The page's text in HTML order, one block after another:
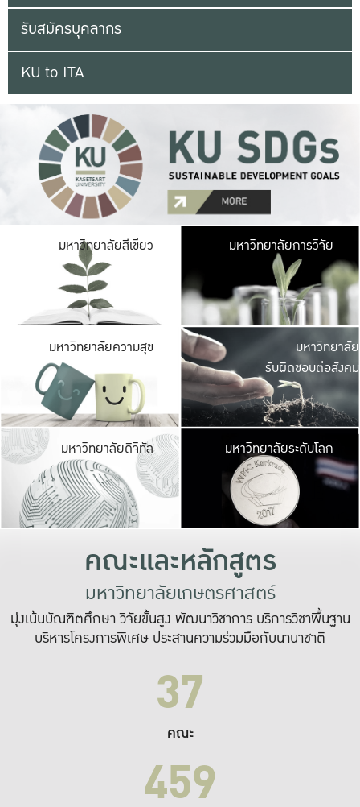
รับสมัครบุคลากร
KU to ITA
มหาวิทยาลัยสีเขียว มหาวิ
มีพื้นที่เขียวสดใส
เป็นป่าในเมือง เกษต
มหาวิทยาลัยการวิจัย
มหาวิทยาลัยความสุข มหาวิ
ค
เปิดประ
และพบเรื่องราวใ
มหาวิทยาลัย
รับผิดชอบต่อสังคม
มหาวิทยาลัยดิจิทัล มหาวิ
เปลี่ยนแปลง แล
เพื่อทำง
ระบบสารสนเทศ
มหาวิทยาลัยระดับโลก
คณะและหลักสูตร
มหาวิทยาลัยเกษตรศาสตร์
มุ่งเน้นบัณฑิตศึกษา วิจัยขั้นสูง พัฒนาวิชาการ บริการวิชาพื้นฐาน
บริหารโครงการพิเศษ ประสานความร่วมมือกับนานาชาติ
37
คณะ
459